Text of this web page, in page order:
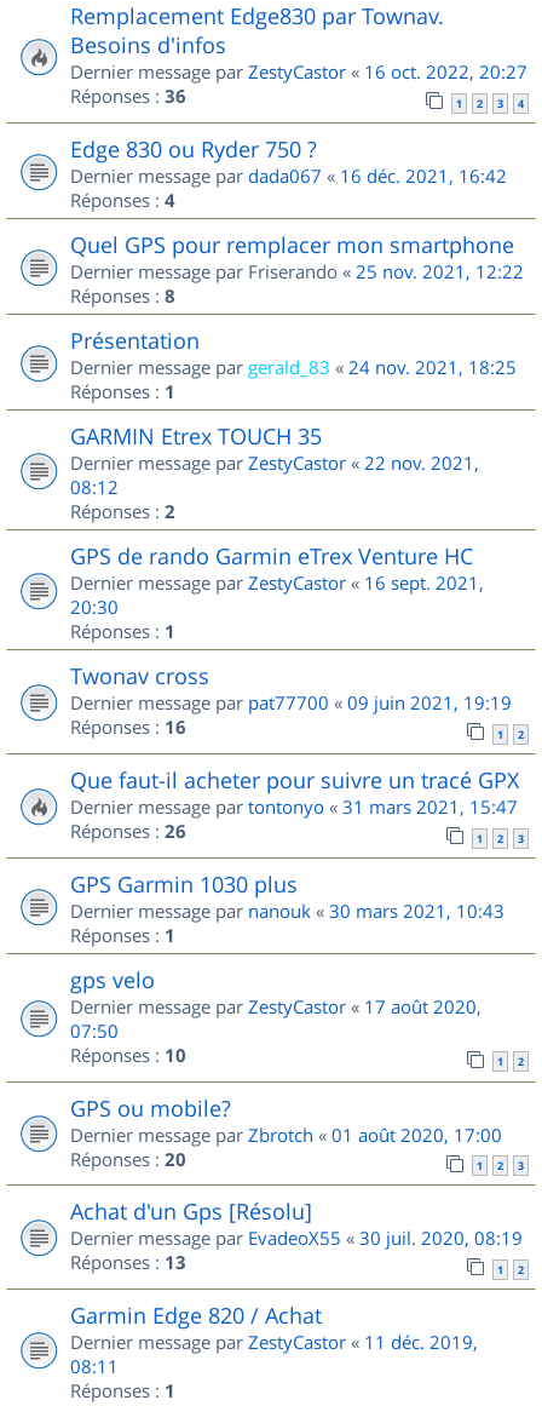
Remplacement Edge830 par Townav.
Besoins d'infos
Dernier message par ZestyCastor « 16 oct. 2022, 20:27
Réponses : 36 1 2 3 4
Edge 830 ou Ryder 750 ?
Dernier message par dada067 « 16 déc. 2021, 16:42
Réponses : 4
Quel GPS pour remplacer mon smartphone
Dernier message par Friserando « 25 nov. 2021, 12:22
Réponses : 8
Présentation
Dernier message par gerald_83 « 24 nov. 2021, 18:25
Réponses : 1
GARMIN Etrex TOUCH 35
Dernier message par ZestyCastor « 22 nov. 2021,
08:12
Réponses : 2
GPS de rando Garmin eTrex Venture HC
Dernier message par ZestyCastor « 16 sept. 2021,
20:30
Réponses : 1
Twonav cross
Dernier message par pat77700 « 09 juin 2021, 19:19
Réponses : 16 1 2
Que faut-il acheter pour suivre un tracé GPX
Dernier message par tontonyo « 31 mars 2021, 15:47
Réponses : 26 1 2 3
GPS Garmin 1030 plus
Dernier message par nanouk « 30 mars 2021, 10:43
Réponses : 1
gps velo
Dernier message par ZestyCastor « 17 août 2020,
07:50
Réponses : 10 1 2
GPS ou mobile?
Dernier message par Zbrotch « 01 août 2020, 17:00
Réponses : 20 1 2 3
Achat d'un Gps [Résolu]
Dernier message par EvadeoX55 « 30 juil. 2020, 08:19
Réponses : 13 1 2
Garmin Edge 820 / Achat
Dernier message par ZestyCastor « 11 déc. 2019,
08:11
Réponses : 1